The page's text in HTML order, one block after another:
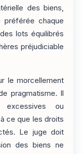
des biens,
préférée chaque
lots équilibrés
préjudiciable
le morcellement
pragmatisme. Il
excessives ou
ce que les droits
Le juge doit
des biens ne